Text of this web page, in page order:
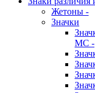
Жетоны -
Значки
МС -